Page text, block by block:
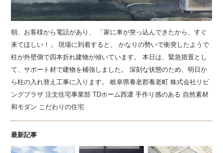
朝、お客様から電話があり、 「家に車が突っ込んできたから、すぐ
来てほしい！」 現場に到着すると、 かなりの勢いで衝突したようで
柱が外壁側で四本折れ建物が傾いています。 本日は、緊急措置とし
て、サポート材で建物を補強しました。 深刻な状態のため、明日か
ら柱の入れ替え工事に入ります。岐阜県養老郡養老町 株式会社リビ
ングプラザ 注文住宅事業部 TDホーム西濃 手作り感のある 自然素材
和モダン こだわりの住宅
最新記事